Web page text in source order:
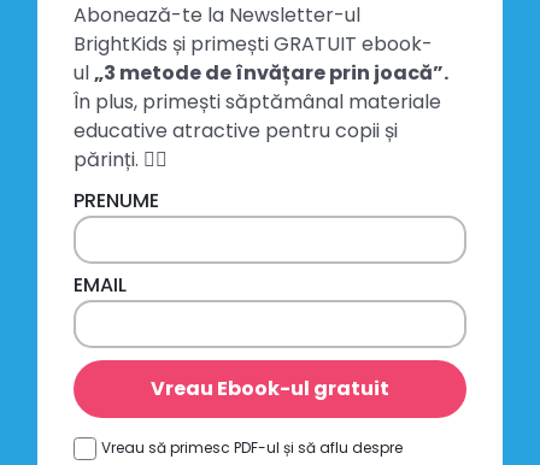
Abonează-te la Newsletter-ul
BrightKids și primești GRATUIT ebook-
ul„3 metode de învățare prin joacă”.
În plus, primești săptămânal materiale
educative atractive pentru copii și
părinți. 👍🏻
PRENUME
EMAIL
Vreau să primesc PDF-ul și să aflu despre
Vreau Ebook-ul gratuit